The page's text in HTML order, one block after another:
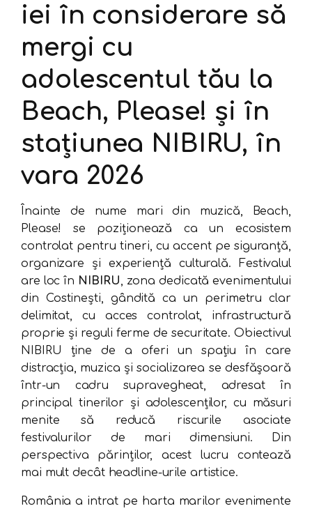
iei în considerare să
mergi cu
adolescentul tău la
Beach, Please! și în
stațiunea NIBIRU, în
vara 2026
Înainte de nume mari din muzică, Beach,
Please! se poziționează ca un ecosistem
controlat pentru tineri, cu accent pe siguranță,
organizare și experiență culturală. Festivalul
are loc în NIBIRU, zona dedicată evenimentului
din Costinești, gândită ca un perimetru clar
delimitat, cu acces controlat, infrastructură
proprie și reguli ferme de securitate. Obiectivul
NIBIRU ține de a oferi un spațiu în care
distracția, muzica și socializarea se desfășoară
într-un cadru supravegheat, adresat în
principal tinerilor și adolescenților, cu măsuri
menite să reducă riscurile asociate
festivalurilor de mari dimensiuni. Din
perspectiva părinților, acest lucru contează
mai mult decât headline-urile artistice.
România a intrat pe harta marilor evenimente